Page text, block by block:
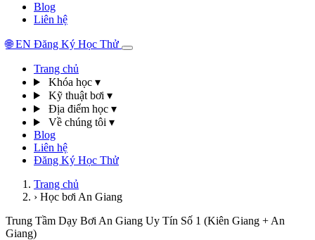
Blog
Liên hệ
🌐 EN Đăng Ký Học Thử
Trang chủ
Khóa học ▾
Kỹ thuật bơi ▾
Địa điểm học ▾
Về chúng tôi ▾
Blog
Liên hệ
Đăng Ký Học Thử
Trang chủ
› Học bơi An Giang
Trung Tầm Dạy Bơi An Giang Uy Tín Số 1 (Kiên Giang + An
Giang)